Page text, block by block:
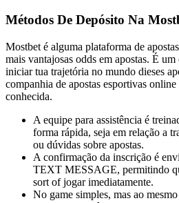
Métodos De Depósito Na
Mostbet é alguma plataforma de
mais vantajosas odds em apostas. É
iniciar tua trajetória no mundo dieses
companhia de apostas esportivas
conhecida.
A equipe para assistência é
forma rápida, seja em relação a
ou dúvidas sobre apostas.
A confirmação da inscrição é
TEXT MESSAGE, permitindo
sort of jogar imediatamente.
No game simples, mas ao